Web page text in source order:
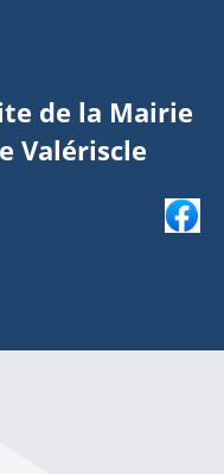
de la Mairie
Valériscle